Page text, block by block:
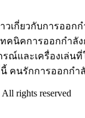
วเกี่ยวกับการออ
คนิคการออกกำลัง
ณ์และเครื่องเล่น
คนรักการออกกำ
rights reserved